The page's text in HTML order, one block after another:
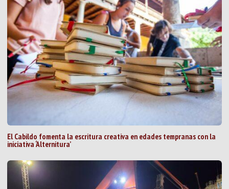
El Cabildo fomenta la escritura creativa en edades tempranas con la
iniciativa ‘Alternitura’